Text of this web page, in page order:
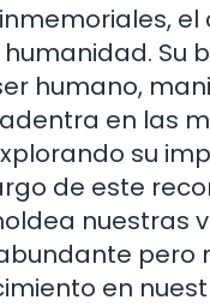
Su
humano,
en las
su
de este
nuestras
pero
en